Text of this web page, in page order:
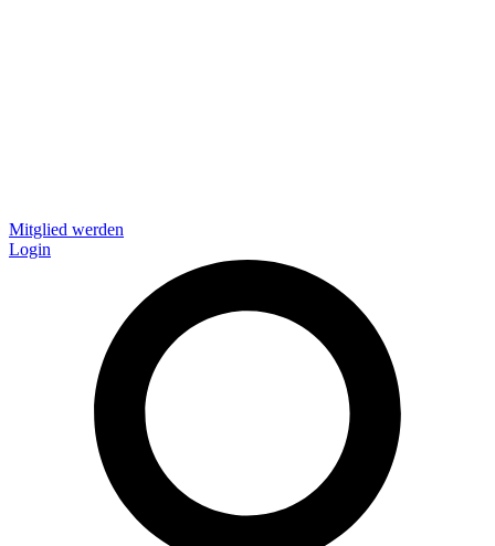
Mitglied werden
Login